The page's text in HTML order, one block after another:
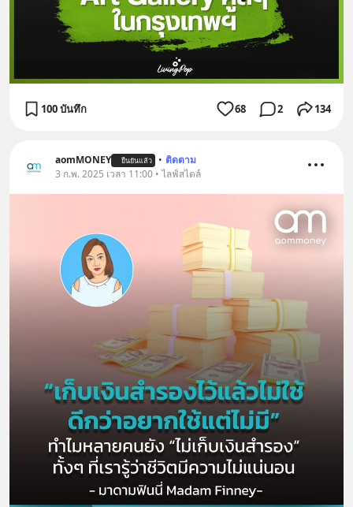
100 บันทึก 68 2 134
aomMONEY ยืนยันแล้ว • ติดตาม
3 ก.พ. 2025 เวลา 11:00 • ไลฟ์สไตล์